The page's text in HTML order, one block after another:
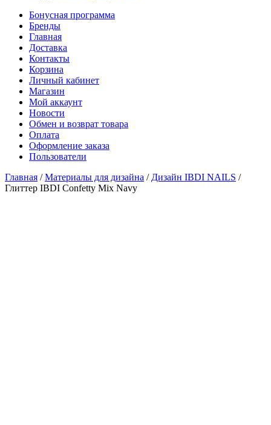
Бонусная программа
Бренды
Главная
Доставка
Контакты
Корзина
Личный кабинет
Магазин
Мой аккаунт
Новости
Обмен и возврат товара
Оплата
Оформление заказа
Пользователи
Главная /Материалы для дизайна / Дизайн IBDI NAILS /
Глиттер IBDI Confetty Mix Navy